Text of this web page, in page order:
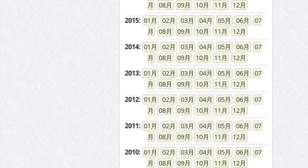
08
09 10 11
12
2015: 01 02 03 04 05 06
07
08
09 10 11
12
2014: 01 02 03 04 05 06
07
08
09 10 11
12
2013: 01 02 03 04 05 06
07
08
09 10 11
12
2012: 01 02 03 04 05 06
07
08
09 10 11
12
2011: 01 02 03 04 05 06
07
08
09 10 11
12
2010: 01 02 03 04 05 06
07
08
09 10 11
12